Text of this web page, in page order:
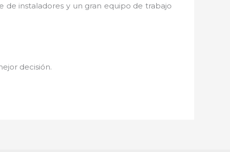
de instaladores y un gran equipo de trabajo
decisión.